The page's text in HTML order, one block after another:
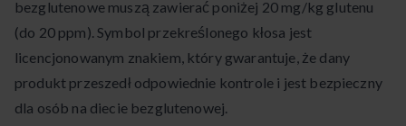
bezglutenowe muszą zawierać poniżej 20 mg/kg glutenu
(do 20 ppm). Symbol przekreślonego kłosa jest
licencjonowanym znakiem, który gwarantuje, że dany
produkt przeszedł odpowiednie kontrole i jest bezpieczny
dla osób na diecie bezglutenowej.